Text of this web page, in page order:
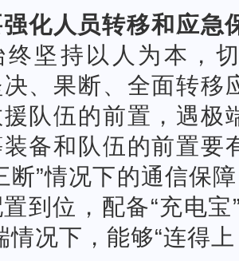
化人员转移和应急
终 坚持以人为本，
、果断、全面转移
队伍的前置，遇极
备和队伍的前置要
断”情况下的通信保
到位，配备“充电
情况下，能够“连得